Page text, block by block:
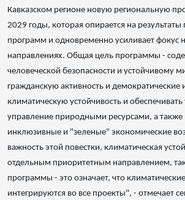
Кавказском регионе новую региональную
2029 годы, которая опирается на
программ и одновременно усиливает фокус
направлениях. Общая цель программы -
человеческой безопасности и устойчивому
гражданскую активность и демократические
климатическую устойчивость и обеспечивать
управление природными ресурсами, а также
инклюзивные и "зелeные" экономические
важность этой повестки, климатическая
отдельным приоритетным направлением,
программы - это означает, что
интегрируются во все проекты", - отмечает